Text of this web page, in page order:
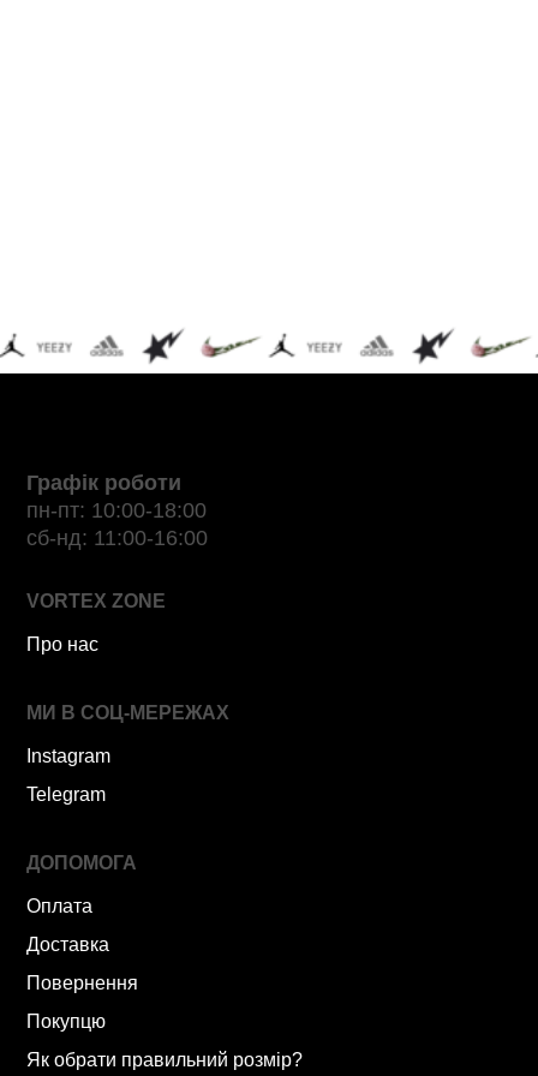
Графік роботи
пн-пт: 10:00-18:00
сб-нд: 11:00-16:00
VORTEX ZONE
Про нас
МИ В СОЦ-МЕРЕЖАХ
Instagram
Telegram
ДОПОМОГА
Оплата
Доставка
Повернення
Покупцю
Як обрати правильний розмір?